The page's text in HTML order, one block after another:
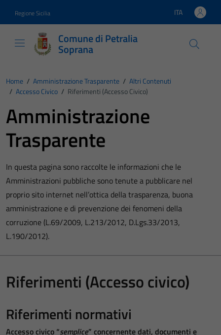
Regione Sicilia Lingua attiva:
ITA
Comune di Petralia
Soprana
Home / Amministrazione Trasparente / Altri Contenuti
/ Accesso Civico / Riferimenti (Accesso Civico)
Amministrazione
Trasparente
In questa pagina sono raccolte le informazioni che le
Amministrazioni pubbliche sono tenute a pubblicare nel
proprio sito internet nell’ottica della trasparenza, buona
amministrazione e di prevenzione dei fenomeni della
corruzione (L.69/2009, L.213/2012, D.Lgs.33/2013,
L.190/2012).
Riferimenti (Accesso civico)
Riferimenti normativi
Accesso civico “semplice” concernente dati, documenti e